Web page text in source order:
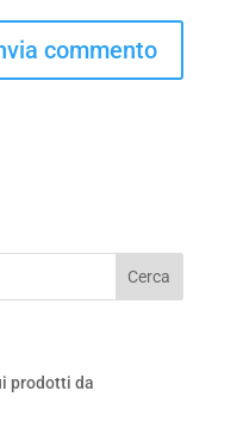
prodotti da